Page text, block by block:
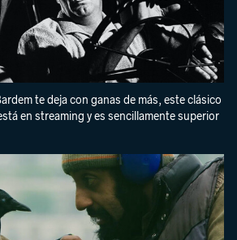
te deja con ganas de más, este clásico
en streaming y es sencillamente superior